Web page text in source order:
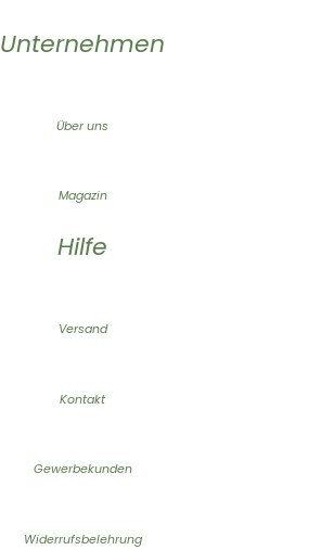
Unternehmen
Über uns
Magazin
Hilfe
Versand
Kontakt
Gewerbekunden
Widerrufsbelehrung